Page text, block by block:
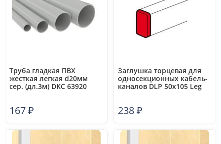
Труба гладкая ПВХ
жесткая легкая d20мм
сер. (дл.3м) DKC 63920
167₽
Заглушка торцевая для
односекционных кабель-
каналов DLP 50х105 Leg
238₽